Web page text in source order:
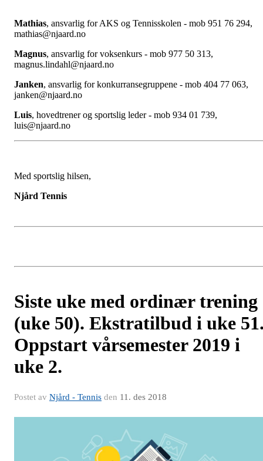
Mathias, ansvarlig for AKS og Tennisskolen - mob 951 76 294,
mathias@njaard.no
Magnus, ansvarlig for voksenkurs - mob 977 50 313,
magnus.lindahl@njaard.no
Janken, ansvarlig for konkurransegruppene - mob 404 77 063,
janken@njaard.no
Luis, hovedtrener og sportslig leder - mob 934 01 739,
luis@njaard.no
Med sportslig hilsen,
Njård Tennis
Siste uke med ordinær trening
(uke 50). Ekstratilbud i uke
Oppstart vårsemester 2019 i
uke 2.
Postet av Njård - Tennis den 11. des 2018